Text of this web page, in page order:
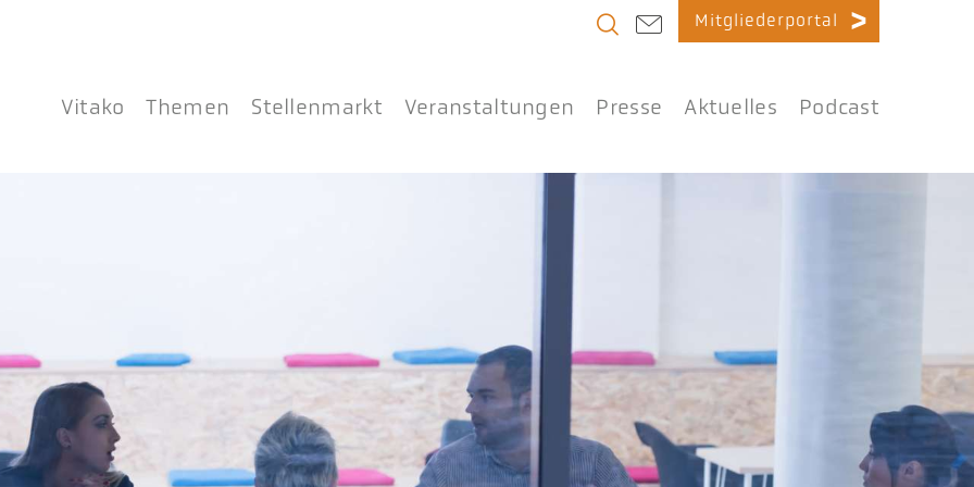
Mitgliederportal
Vitako Themen Stellenmarkt Veranstaltungen Presse Aktuelles Podcast